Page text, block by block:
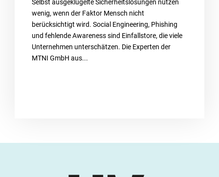
Selbst ausgeklügelte Sicherheitslösungen nützen
wenig, wenn der Faktor Mensch nicht
berücksichtigt wird. Social Engineering, Phishing
und fehlende Awareness sind Einfallstore, die viele
Unternehmen unterschätzen. Die Experten der
MTNI GmbH aus...